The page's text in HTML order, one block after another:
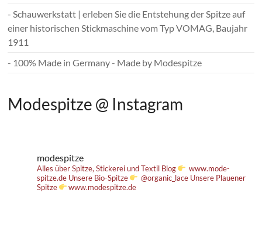
- Schauwerkstatt | erleben Sie die Entstehung der Spitze auf
einer historischen Stickmaschine vom Typ VOMAG, Baujahr
1911
- 100% Made in Germany - Made by Modespitze
Modespitze @ Instagram
modespitze
Alles über Spitze, Stickerei und Textil Blog
www.mode-
spitze.de Unsere Bio-Spitze @organic_lace Unsere Plauener
Spitze
www.modespitze.de